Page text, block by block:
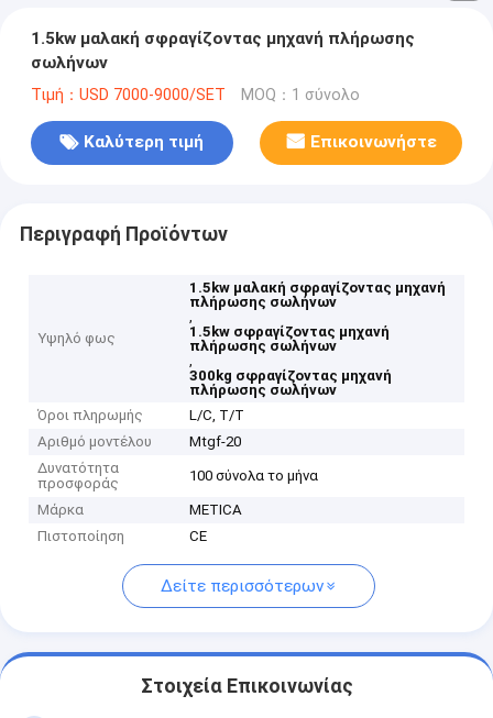
1.5kw μαλακή σφραγίζοντας μηχανή πλήρωσης
σωλήνων
Τιμή：USD 7000-9000/SET MOQ：1 σύνολο
Καλύτερη τιμή Επικοινωνήστε
Περιγραφή Προϊόντων
Υψηλό φως
1.5kw μαλακή σφραγίζοντας μηχανή
πλήρωσης σωλήνων
,
1.5kw σφραγίζοντας μηχανή
πλήρωσης σωλήνων
,
300kg σφραγίζοντας μηχανή
πλήρωσης σωλήνων
Όροι πληρωμής
L/C, T/T
Αριθμό μοντέλου
Mtgf-20
Δυνατότητα
προσφοράς
100 σύνολα το μήνα
Μάρκα
METICA
Πιστοποίηση
CE
Δείτε περισσότερων
Στοιχεία Επικοινωνίας